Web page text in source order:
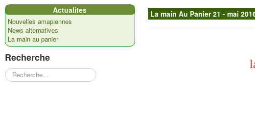
Actualites
Nouvelles amapiennes
News alternatives
La main au panier
Recherche
Rechercher
La main Au Panier 21 - mai